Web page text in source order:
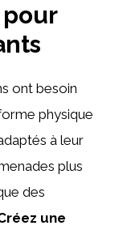
ont besoin
physique
à leur
plus
des
une